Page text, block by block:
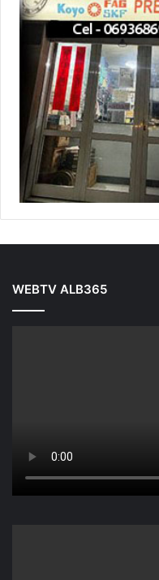
WEBTV ALB365